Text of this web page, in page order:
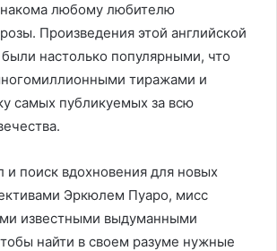
любому любителю
Произведения этой английской
настолько популярными, что
тиражами и
самых публикуемых за всю
и поиск вдохновения для новых
Эркюлем Пуаро, мисс
известными выдуманными
найти в своем разуме нужные